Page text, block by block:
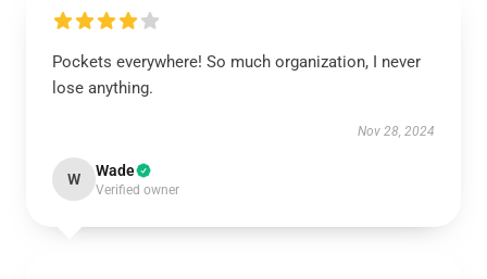
Pockets everywhere! So much organization, I never
lose anything.
Nov 28, 2024
W Wade
Verified owner